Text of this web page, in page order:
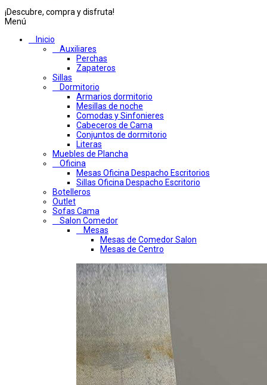
¡Descubre, compra y disfruta!
Menú
Inicio
Auxiliares
Perchas
Zapateros
Sillas
Dormitorio
Armarios dormitorio
Mesillas de noche
Comodas y Sinfonieres
Cabeceros de Cama
Conjuntos de dormitorio
Literas
Muebles de Plancha
Oficina
Mesas Oficina Despacho Escritorios
Sillas Oficina Despacho Escritorio
Botelleros
Outlet
Sofas Cama
Salon Comedor
Mesas
Mesas de Comedor Salon
Mesas de Centro